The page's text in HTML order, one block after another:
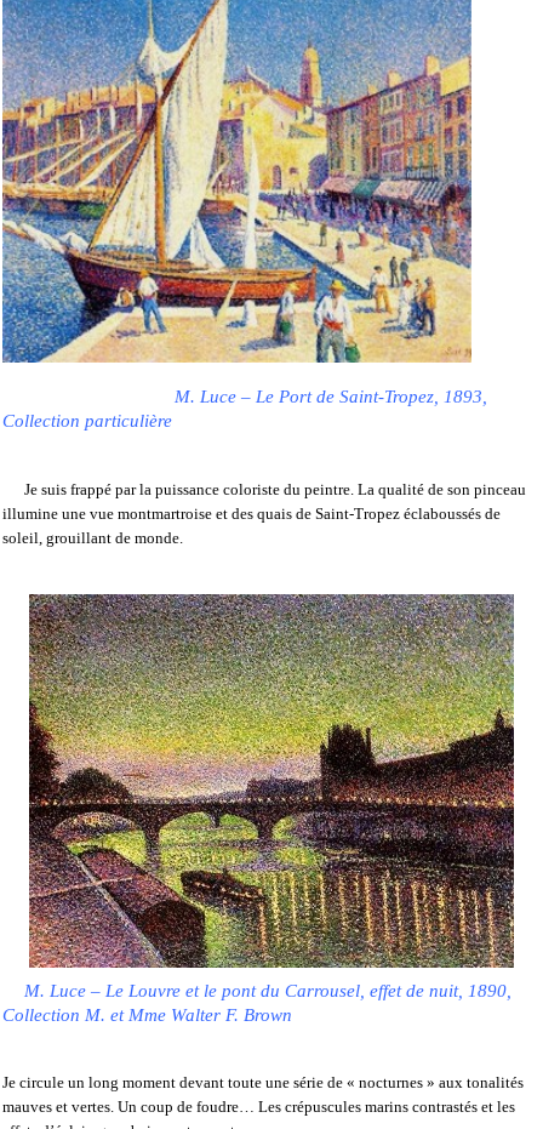
M. Luce – Le Port de Saint-Tropez, 1893,
Collection particulière
Je suis frappé par la puissance coloriste du peintre. La qualité de son pinceau
illumine une vue montmartroise et des quais de Saint-Tropez éclaboussés de
soleil, grouillant de monde.
M. Luce – Le Louvre et le pont du Carrousel, effet de nuit, 1890,
Collection M. et Mme Walter F. Brown
Je circule un long moment devant toute une série de « nocturnes » aux tonalités
mauves et vertes. Un coup de foudre… Les crépuscules marins contrastés et les